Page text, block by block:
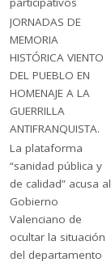
JORNADAS DE
MEMORIA
HISTÓRICA VIENTO
DEL PUEBLO EN
HOMENAJE A LA
GUERRILLA
ANTIFRANQUISTA.
La plataforma
“sanidad pública y
de calidad” acusa al
Gobierno
Valenciano de
ocultar la situación
del departamento